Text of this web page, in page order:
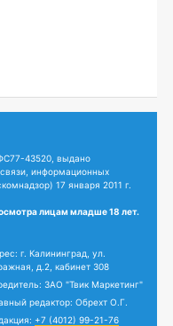
43520, выдано
информационных
17 января 2011 г.
лицам младше 18 лет.
г. Калининград, ул.
д.2, кабинет 308
ЗАО "Твик Маркетинг"
редактор: Обрехт О.Г.
+7 (4012) 99-21-76